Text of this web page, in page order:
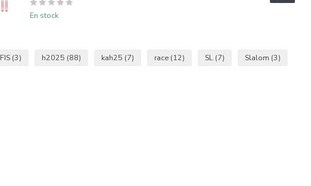
En stock
FIS (3) h2025 (88) kah25 (7) race (12) SL (7) Slalom (3)